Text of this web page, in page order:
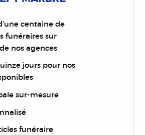
centaine de
funéraires sur
nos agences
jours pour nos
sur-mesure
funéraire